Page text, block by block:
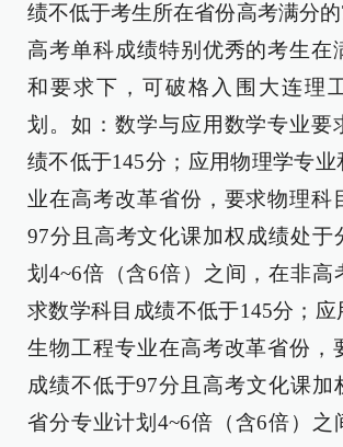
绩不低于考生所在省份高考满分的
高考单科成绩特别优秀的考生在
和要求下，可破格入围大连理
划。如：数学与应用数学专业要
绩不低于145分；应用物理学专
业在高考改革省份，要求物理科
97分且高考文化课加权成绩处于
划4~6倍（含6倍）之间，在非高
求数学科目成绩不低于145分；应
生物工程专业在高考改革省份，
成绩不低于97分且高考文化课加
省分专业计划4~6倍（含6倍）之